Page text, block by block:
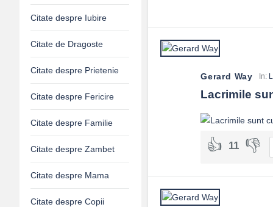
Gerard Way In:
Lacrimile
11
Citate despre Iubire
Citate de Dragoste
Citate despre Prietenie
Citate despre Fericire
Citate despre Familie
Citate despre Zambet
Citate despre Mama
Citate despre Copii